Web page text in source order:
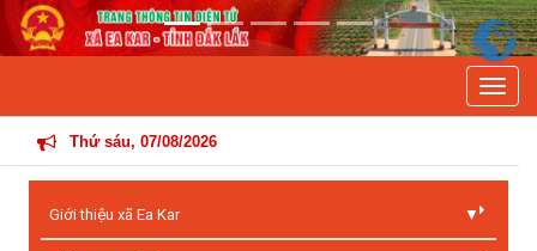
Thứ sáu, 07/08/2026
Giới thiệu xã Ea Kar